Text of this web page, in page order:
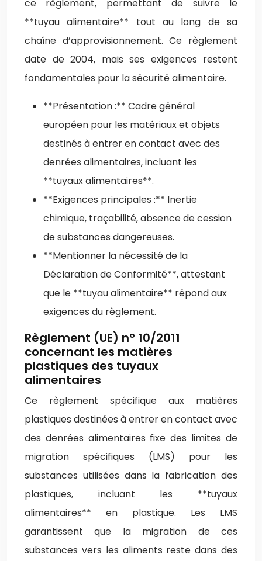
ce règlement, permettant de suivre le
**tuyau alimentaire** tout au long de sa
chaîne d’approvisionnement. Ce règlement
date de 2004, mais ses exigences restent
fondamentales pour la sécurité alimentaire.
**Présentation :** Cadre général
européen pour les matériaux et objets
destinés à entrer en contact avec des
denrées alimentaires, incluant les
**tuyaux alimentaires**.
**Exigences principales :** Inertie
chimique, traçabilité, absence de cession
de substances dangereuses.
**Mentionner la nécessité de la
Déclaration de Conformité**, attestant
que le **tuyau alimentaire** répond aux
exigences du règlement.
Règlement (UE) n° 10/2011
concernant les matières
plastiques des tuyaux
alimentaires
Ce règlement spécifique aux matières
plastiques destinées à entrer en contact avec
des denrées alimentaires fixe des limites de
migration spécifiques (LMS) pour les
substances utilisées dans la fabrication des
plastiques, incluant les **tuyaux
alimentaires** en plastique. Les LMS
garantissent que la migration de ces
substances vers les aliments reste dans des